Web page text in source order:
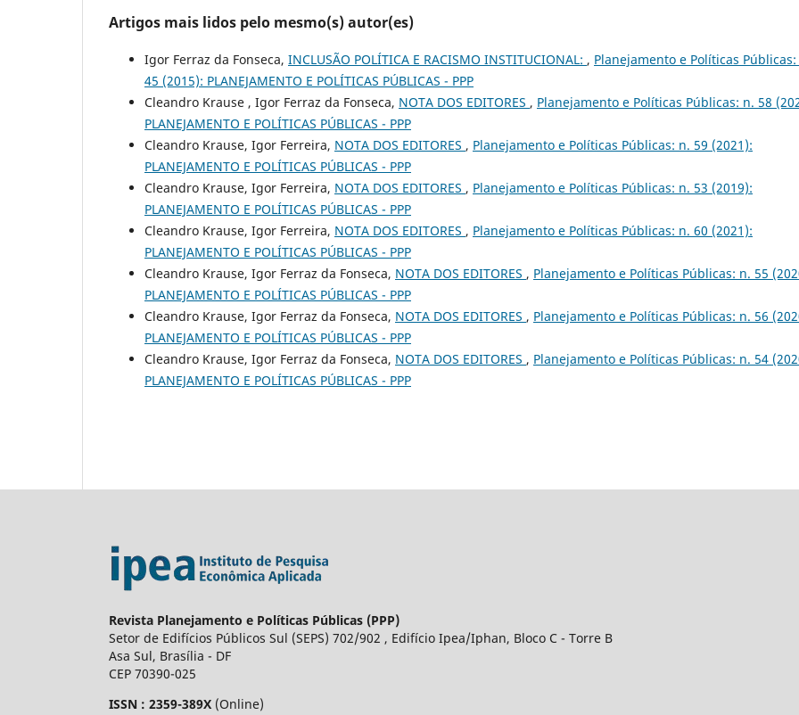
Artigos mais lidos pelo mesmo(s) autor(es)
Igor Ferraz da Fonseca, INCLUSÃO POLÍTICA E RACISMO INSTITUCIONAL: , Planejamento e Políticas Públicas:
45 (2015): PLANEJAMENTO E POLÍTICAS PÚBLICAS - PPP
Cleandro Krause , Igor Ferraz da Fonseca, NOTA DOS EDITORES , Planejamento e Políticas Públicas: n. 58
PLANEJAMENTO E POLÍTICAS PÚBLICAS - PPP
Cleandro Krause, Igor Ferreira, NOTA DOS EDITORES , Planejamento e Políticas Públicas: n. 59 (2021):
PLANEJAMENTO E POLÍTICAS PÚBLICAS - PPP
Cleandro Krause, Igor Ferreira, NOTA DOS EDITORES , Planejamento e Políticas Públicas: n. 53 (2019):
PLANEJAMENTO E POLÍTICAS PÚBLICAS - PPP
Cleandro Krause, Igor Ferreira, NOTA DOS EDITORES , Planejamento e Políticas Públicas: n. 60 (2021):
PLANEJAMENTO E POLÍTICAS PÚBLICAS - PPP
Cleandro Krause, Igor Ferraz da Fonseca, NOTA DOS EDITORES , Planejamento e Políticas Públicas: n. 55
PLANEJAMENTO E POLÍTICAS PÚBLICAS - PPP
Cleandro Krause, Igor Ferraz da Fonseca, NOTA DOS EDITORES , Planejamento e Políticas Públicas: n. 56
PLANEJAMENTO E POLÍTICAS PÚBLICAS - PPP
Cleandro Krause, Igor Ferraz da Fonseca, NOTA DOS EDITORES , Planejamento e Políticas Públicas: n. 54
PLANEJAMENTO E POLÍTICAS PÚBLICAS - PPP
Revista Planejamento e Políticas Públicas (PPP)
Setor de Edifícios Públicos Sul (SEPS) 702/902 , Edifício Ipea/Iphan, Bloco C - Torre B
Asa Sul, Brasília - DF
CEP 70390-025
ISSN : 2359-389X (Online)